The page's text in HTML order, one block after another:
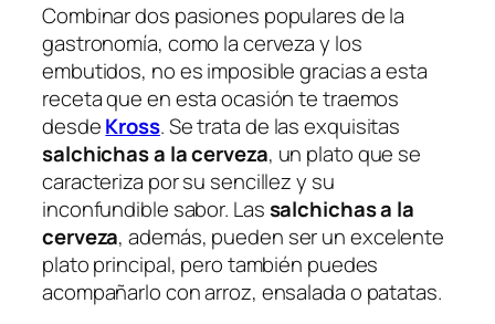
Combinar dos pasiones populares de la
gastronomía, como la cerveza y los
embutidos, no es imposible gracias a esta
receta que en esta ocasión te traemos
desdeKross. Se trata de las exquisitas
salchichas a la cerveza, un plato que se
caracteriza por su sencillez y su
inconfundible sabor. Lassalchichas a la
cerveza, además, pueden ser un excelente
plato principal, pero también puedes
acompañarlo con arroz, ensalada o patatas.